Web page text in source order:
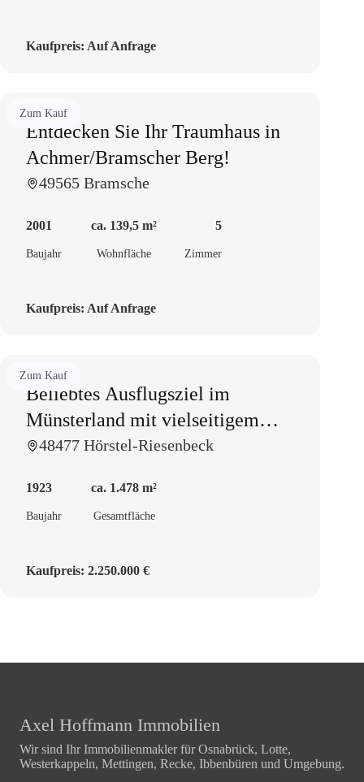
Kaufpreis: Auf Anfrage
Zum Kauf
Entdecken Sie Ihr Traumhaus in
Achmer/Bramscher Berg!
49565 Bramsche
2001
Baujahr
ca. 139,5 m²
Wohnfläche
5
Zimmer
Kaufpreis: Auf Anfrage
Zum Kauf
Beliebtes Ausflugsziel im
Münsterland mit vielseitigem
Entwicklungspotenzial auf
48477 Hörstel-Riesenbeck
1923
Baujahr
ca. 1.478 m²
Gesamtfläche
Kaufpreis: 2.250.000 €
Axel Hoffmann Immobilien
Wir sind Ihr Immobilienmakler für Osnabrück, Lotte,
Westerkappeln, Mettingen, Recke, Ibbenbüren und Umgebung.